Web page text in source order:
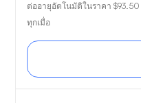
ต่ออายุอัตโนมัติในราคา $93.50
ทุกเมื่อ